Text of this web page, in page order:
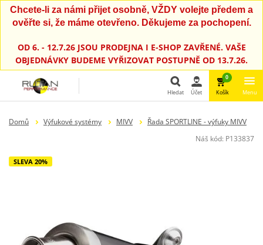
Chcete-li za námi přijet osobně, VŽDY volejte předem a
ověřte si, že máme otevřeno. Děkujeme za pochopení.
OD 6. - 12.7.26 JSOU PRODEJNA I E-SHOP ZAVŘENÉ. VAŠE
OBJEDNÁVKY BUDEME VYŘIZOVAT POSTUPNĚ OD 13.7.26.
Hledat
Hledat Účet
0
Košík Menu
Domů Výfukové systémy MIVV
Řada SPORTLINE - výfuky MIVV
Náš kód: P133837
SLEVA 20%